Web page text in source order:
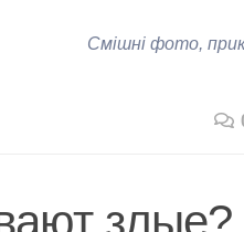
Смішні фото,
злые?